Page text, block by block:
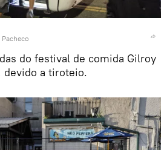
do festival de comida Gilroy
devido a tiroteio.